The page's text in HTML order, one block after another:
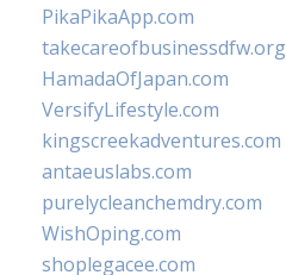
PikaPikaApp.com
takecareofbusinessdfw.org
HamadaOfJapan.com
VersifyLifestyle.com
kingscreekadventures.com
antaeuslabs.com
purelycleanchemdry.com
WishOping.com
shoplegacee.com